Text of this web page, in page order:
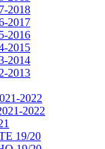
2018
2017
2016
2015
2014
2013
2022
2022
19/20